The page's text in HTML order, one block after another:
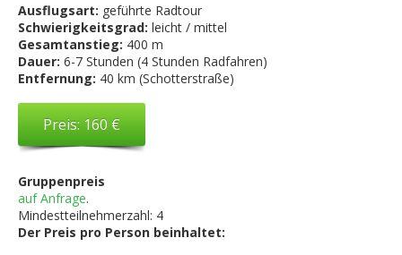
Ausflugsart: geführte Radtour
Schwierigkeitsgrad: leicht / mittel
Gesamtanstieg: 400 m
Dauer: 6-7 Stunden (4 Stunden Radfahren)
Entfernung: 40 km (Schotterstraße)
Preis: 160 €
Gruppenpreis
auf Anfrage.
Mindestteilnehmerzahl: 4
Der Preis pro Person beinhaltet: